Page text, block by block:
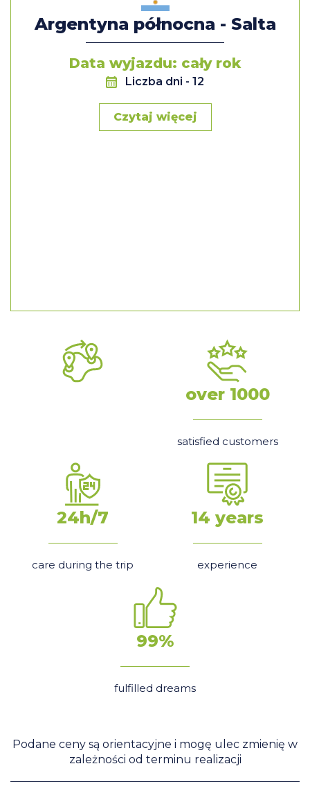
Argentyna północna - Salta
Data wyjazdu: cały rok
Liczba dni - 12
Czytaj więcej
over 1000
satisfied customers
24h/7
care during the trip
14 years
experience
99%
fulfilled dreams
Podane ceny są orientacyjne i mogę ulec zmienię w
zależności od terminu realizacji